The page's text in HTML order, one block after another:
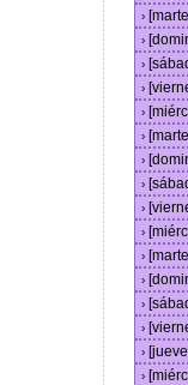
›
›
›
›
›
›
›
›
›
›
›
›
›
›
›
›